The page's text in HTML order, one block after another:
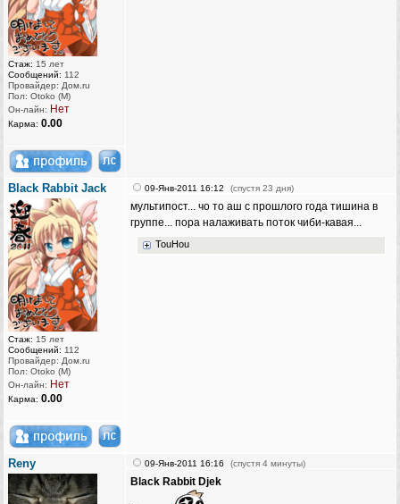
Стаж: 15 лет
Сообщений: 112
Провайдер: Дом.ru
Пол: Otoko (M)
Он-лайн: Нет
Карма: 0.00
Black Rabbit Jack
Стаж: 15 лет
Сообщений: 112
Провайдер: Дом.ru
Пол: Otoko (M)
Он-лайн: Нет
Карма: 0.00
09-Янв-2011 16:12 (спустя 23 дня)
мультипост... чо то аш с прошлого года тишина в
группе... пора налаживать поток чиби-кавая...
TouHou
Reny 09-Янв-2011 16:16 (спустя 4 минуты)
Black Rabbit Djek